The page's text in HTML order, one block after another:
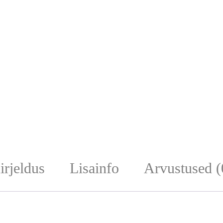
Lisainfo Arvustused